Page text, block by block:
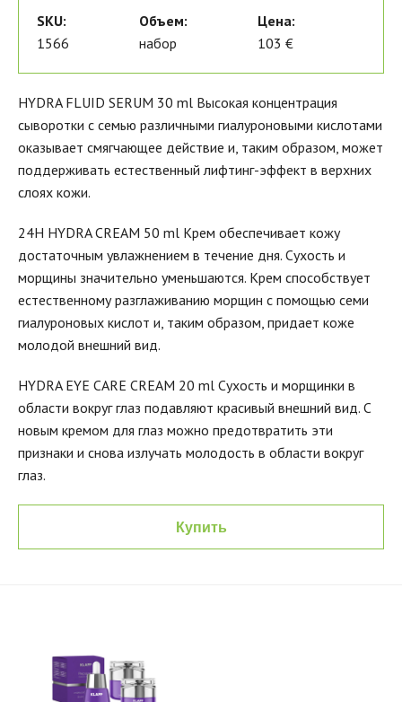
SKU:
1566
Объем:
набор
Цена:
103 €
HYDRA FLUID SERUM 30 ml Высокая концентрация
сыворотки с семью различными гиалуроновыми кислотами
оказывает смягчающее действие и, таким образом, может
поддерживать естественный лифтинг-эффект в верхних
слоях кожи.
24H HYDRA CREAM 50 ml Крем обеспечивает кожу
достаточным увлажнением в течение дня. Сухость и
морщины значительно уменьшаются. Крем способствует
естественному разглаживанию морщин с помощью семи
гиалуроновых кислот и, таким образом, придает коже
молодой внешний вид.
HYDRA EYE CARE CREAM 20 ml Сухость и морщинки в
области вокруг глаз подавляют красивый внешний вид. С
новым кремом для глаз можно предотвратить эти
признаки и снова излучать молодость в области вокруг
глаз.
Купить